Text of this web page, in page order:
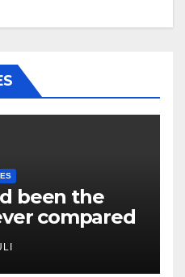
been the
compared
Learners